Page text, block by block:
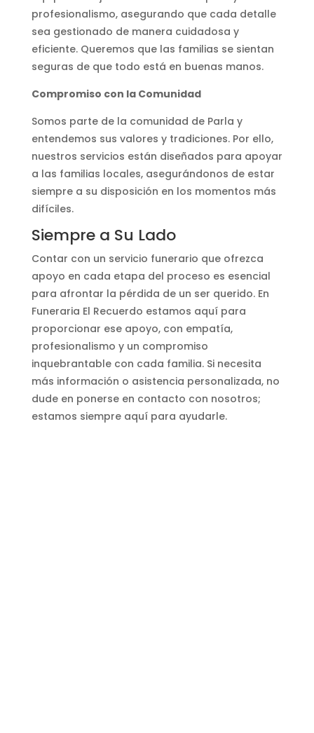
profesionalismo, asegurando que cada detalle
sea gestionado de manera cuidadosa y
eficiente. Queremos que las familias se sientan
seguras de que todo está en buenas manos.
Compromiso con la Comunidad
Somos parte de la comunidad de Parla y
entendemos sus valores y tradiciones. Por ello,
nuestros servicios están diseñados para apoyar
a las familias locales, asegurándonos de estar
siempre a su disposición en los momentos más
difíciles.
Siempre a Su Lado
Contar con un servicio funerario que ofrezca
apoyo en cada etapa del proceso es esencial
para afrontar la pérdida de un ser querido. En
Funeraria El Recuerdo estamos aquí para
proporcionar ese apoyo, con empatía,
profesionalismo y un compromiso
inquebrantable con cada familia. Si necesita
más información o asistencia personalizada, no
dude en ponerse en contacto con nosotros;
estamos siempre aquí para ayudarle.